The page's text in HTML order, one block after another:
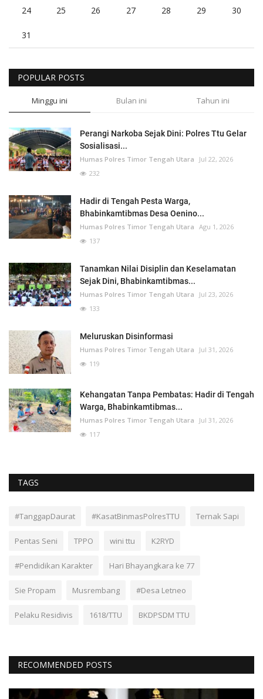
24 25 26 27 28 29 30
31
POPULAR POSTS
Minggu ini Bulan ini Tahun ini
Perangi Narkoba Sejak Dini: Polres Ttu Gelar
Sosialisasi...
Humas Polres Timor Tengah Utara
Jul 22, 2026
232
Hadir di Tengah Pesta Warga,
Bhabinkamtibmas Desa Oenino...
Humas Polres Timor Tengah Utara Agu 1, 2026
137
Tanamkan Nilai Disiplin dan Keselamatan
Sejak Dini, Bhabinkamtibmas...
Humas Polres Timor Tengah Utara
Jul 23, 2026
133
Meluruskan Disinformasi
Humas Polres Timor Tengah Utara
Jul 31, 2026
119
Kehangatan Tanpa Pembatas: Hadir di Tengah
Warga, Bhabinkamtibmas...
Humas Polres Timor Tengah Utara
Jul 31, 2026
117
TAGS
#TanggapDaurat #KasatBinmasPolresTTU Ternak Sapi
Pentas Seni TPPO wini ttu K2RYD
#Pendidikan Karakter Hari Bhayangkara ke 77
Sie Propam Musrembang #Desa Letneo
Pelaku Residivis 1618/TTU BKDPSDM TTU
RECOMMENDED POSTS